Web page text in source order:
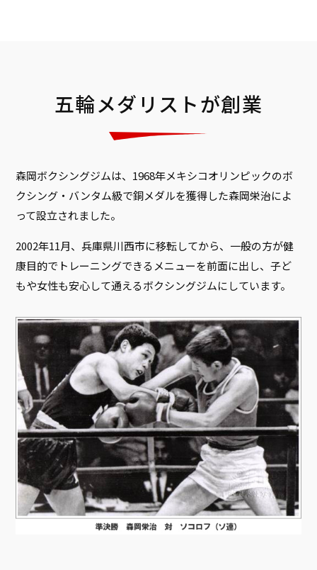
五輪メダリストが創業
森岡ボクシングジムは、1968年メキシコオリンピックのボ
クシング・バンタム級で銅メダルを獲得した森岡栄治によ
って設立されました。
2002年11月、兵庫県川西市に移転してから、一般の方が健
康目的でトレーニングできるメニューを前面に出し、子ど
もや女性も安心して通えるボクシングジムにしています。